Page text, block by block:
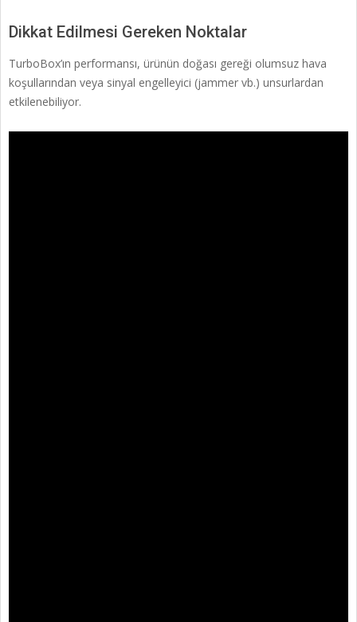
Dikkat Edilmesi Gereken Noktalar
TurboBox’ın performansı, ürünün doğası gereği olumsuz hava
koşullarından veya sinyal engelleyici (jammer vb.) unsurlardan
etkilenebiliyor.